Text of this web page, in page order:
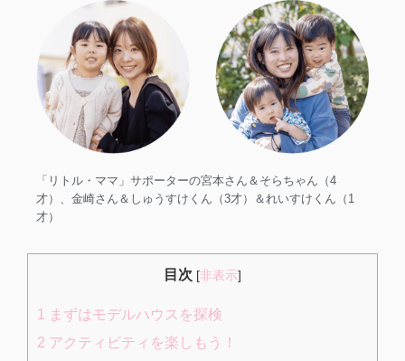
「リトル・ママ」サポーターの宮本さん＆そらちゃん（4
才）、金崎さん＆しゅうすけくん（3才）＆れいすけくん（1
才）
目次 [非表示]
1
まずはモデルハウスを探検
2 アクティビティを楽しもう！